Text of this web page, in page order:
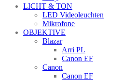
LICHT & TON
LED Videoleuchten
Mikrofone
OBJEKTIVE
Blazar
Arri PL
Canon EF
Canon
Canon EF